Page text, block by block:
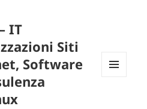
IT
Siti
Software